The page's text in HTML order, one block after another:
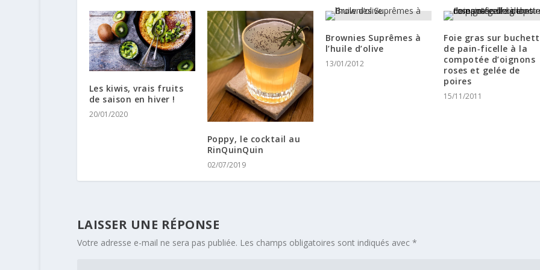
Les kiwis, vrais fruits
de saison en hiver !
20/01/2020
Poppy, le cocktail au
RinQuinQuin
02/07/2019
Brownies Suprêmes à
l’huile d’olive
13/01/2012
Foie gras sur
de pain‐ficelle à la
compotée d’oignons
roses et gelée de
poires
15/11/2011
LAISSER UNE RÉPONSE
Votre adresse e-mail ne sera pas publiée. Les champs obligatoires sont indiqués avec *